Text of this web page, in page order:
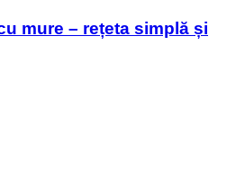
mure – rețeta simplă și